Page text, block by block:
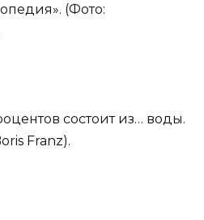
(Фото:
состоит из… воды.
Franz).